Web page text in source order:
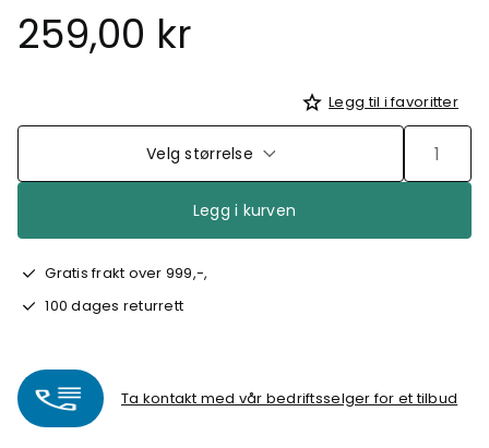
259,00 kr
Legg til i favoritter
Velg størrelse
Legg i kurven
Gratis frakt over 999,-,
100 dages returrett
Ta kontakt med vår bedriftsselger for et tilbud